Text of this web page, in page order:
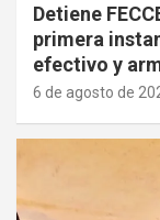
Detiene
primera
efectivo y
6 de agosto de